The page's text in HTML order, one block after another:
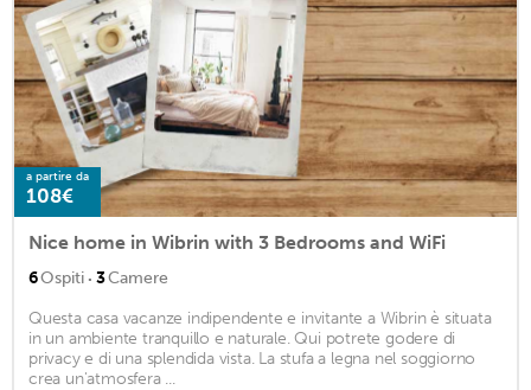
a partire da
108€
Nice home in Wibrin with 3 Bedrooms and WiFi
6Ospiti · 3Camere
Questa casa vacanze indipendente e invitante a Wibrin è situata
in un ambiente tranquillo e naturale. Qui potrete godere di
privacy e di una splendida vista. La stufa a legna nel soggiorno
crea un'atmosfera ...